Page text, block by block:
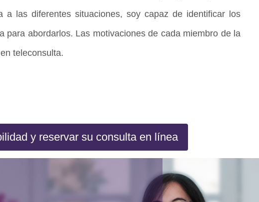
las diferentes situaciones, soy capaz de identificar los
abordarlos. Las motivaciones de cada miembro de la
teleconsulta.
y reservar su consulta en línea